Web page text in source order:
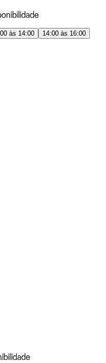
às 14:00
14:00 às 16:00